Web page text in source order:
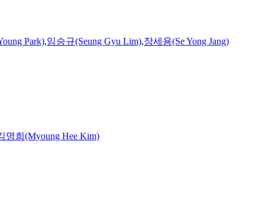
Park),임승규(Seung Gyu Lim),장세용(Se Yong Jang)
명희(Myoung Hee Kim)